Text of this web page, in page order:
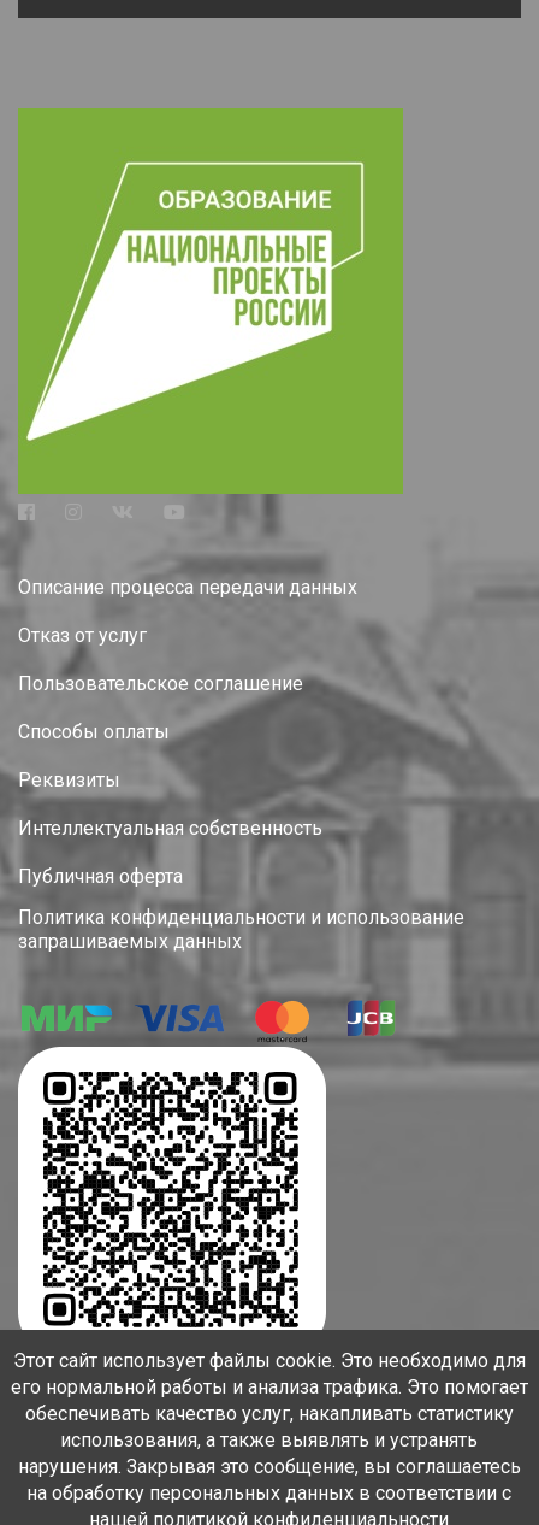
Описание процесса передачи данных
Отказ от услуг
Пользовательское соглашение
Способы оплаты
Реквизиты
Интеллектуальная собственность
Публичная оферта
Политика конфиденциальности и использование
запрашиваемых данных
© АНО "СННО", 2020-2026. Разработка и поддержка:
Этот сайт использует файлы cookie. Это необходимо для
его нормальной работы и анализа трафика. Это помогает
обеспечивать качество услуг, накапливать статистику
использования, а также выявлять и устранять
нарушения. Закрывая это сообщение, вы соглашаетесь
на обработку персональных данных в соответствии с
нашей политикой конфиденциальности